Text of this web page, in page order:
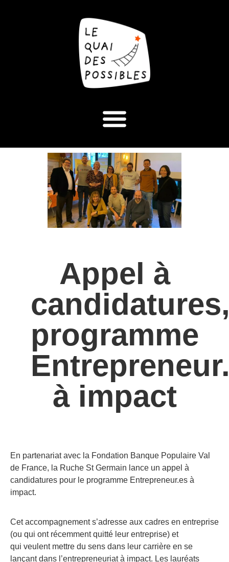
Appel à
programme
à impact
En partenariat avec la Fondation Banque Populaire Val
de France, la Ruche St Germain lance un appel à
candidatures pour le programme Entrepreneur.es à
impact.
Cet accompagnement s’adresse aux cadres en entreprise
(ou qui ont récemment quitté leur entreprise) et
qui veulent mettre du sens dans leur carrière en se
lançant dans l’entrepreneuriat à impact. Les lauréats